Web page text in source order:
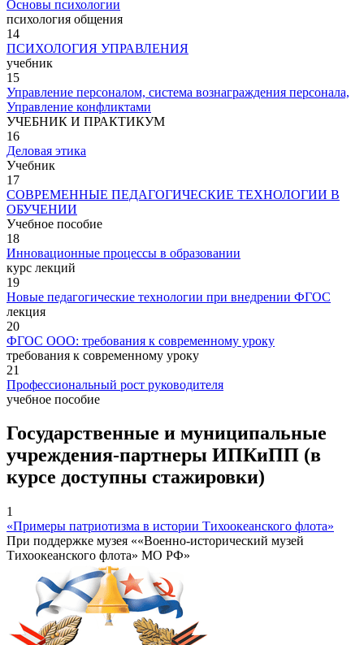
Основы психологии
психология общения
14
ПСИХОЛОГИЯ УПРАВЛЕНИЯ
учебник
15
Управление персоналом, система вознаграждения персонала,
Управление конфликтами
УЧЕБНИК И ПРАКТИКУМ
16
Деловая этика
Учебник
17
СОВРЕМЕННЫЕ ПЕДАГОГИЧЕСКИЕ ТЕХНОЛОГИИ В
ОБУЧЕНИИ
Учебное пособие
18
Инновационные процессы в образовании
курс лекций
19
Новые педагогические технологии при внедрении ФГОС
лекция
20
ФГОС ООО: требования к современному уроку
требования к современному уроку
21
Профессиональный рост руководителя
учебное пособие
Государственные и муниципальные
учреждения-партнеры ИПКиПП (в
курсе доступны стажировки)
1
«Примеры патриотизма в истории Тихоокеанского флота»
При поддержке музея ««Военно-исторический музей
Тихоокеанского флота» МО РФ»